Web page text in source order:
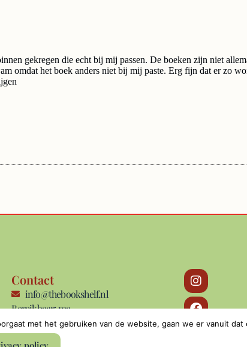
gekregen die echt bij mij passen. De boeken zijn niet
omdat het boek anders niet bij mij paste. Erg fijn dat er zo
Contact
info@thebookshelf.nl
Bereikbaar: ma
t/m vrij van
09:00 - 17:00 uur.
met het gebruiken van de website, gaan we er vanuit dat